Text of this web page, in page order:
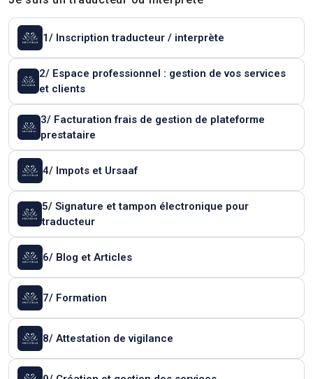
1/ Inscription traducteur / interprète
2/ Espace professionnel : gestion de vos services
et clients
3/ Facturation frais de gestion de plateforme
prestataire
4/ Impots et Ursaaf
5/ Signature et tampon électronique pour
traducteur
6/ Blog et Articles
7/ Formation
8/ Attestation de vigilance